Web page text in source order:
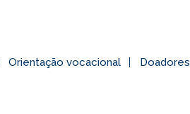
Orientação vocacional Doadores